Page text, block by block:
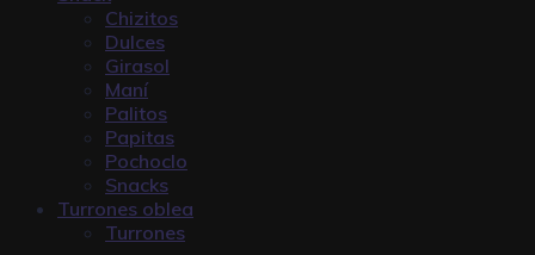
Chizitos
Dulces
Girasol
Maní
Palitos
Papitas
Pochoclo
Snacks
Turrones oblea
Turrones